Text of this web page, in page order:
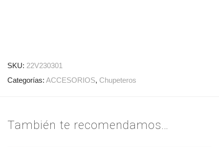
SKU: 22V230301
Categorías: ACCESORIOS, Chupeteros
También te recomendamos…